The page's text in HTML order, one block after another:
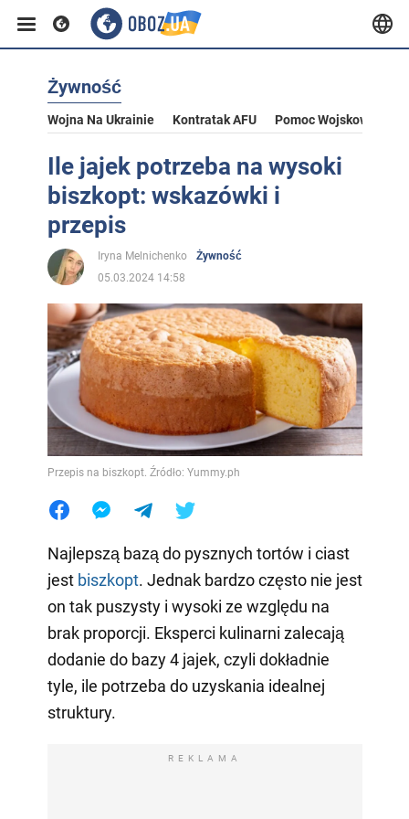
Żywność
Wojna Na Ukrainie Kontratak AFU Pomoc Wojskowa Dla
Ile jajek potrzeba na wysoki
biszkopt: wskazówki i
przepis
Iryna Melnichenko
Żywność
05.03.2024 14:58
Przepis na biszkopt. Źródło: Yummy.ph
Najlepszą bazą do pysznych tortów i ciast
jest biszkopt. Jednak bardzo często nie jest
on tak puszysty i wysoki ze względu na
brak proporcji. Eksperci kulinarni zalecają
dodanie do bazy 4 jajek, czyli dokładnie
tyle, ile potrzeba do uzyskania idealnej
struktury.
REKLAMA